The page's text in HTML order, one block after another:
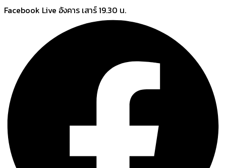
Skip
Facebook Live อังคาร เสาร์ 19.30 น.